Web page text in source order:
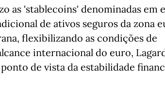
as 'stablecoins' denominadas em
de ativos seguros da zona
flexibilizando as condições de
internacional do euro,
de vista da estabilidade